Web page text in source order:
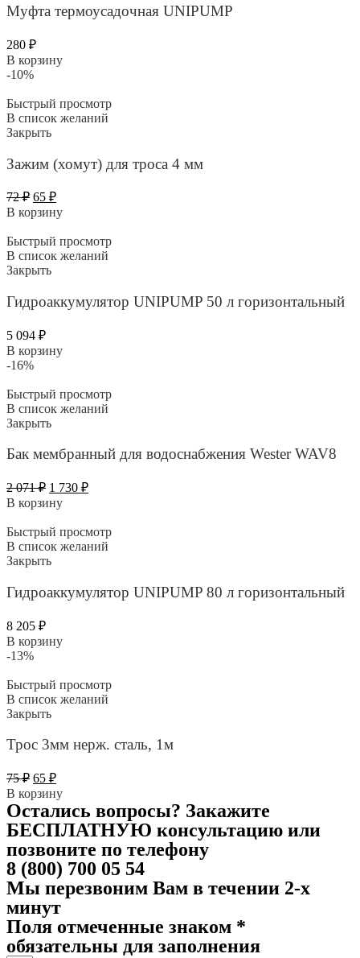
Муфта термоусадочная UNIPUMP
280 ₽
В корзину
-10%
Быстрый просмотр
В список желаний
Закрыть
Зажим (хомут) для троса 4 мм
72₽ Первоначальная
цена
составляла
72 ₽.
65 ₽Текущая
цена:
В корзину
Быстрый просмотр
В список желаний
Закрыть
Гидроаккумулятор UNIPUMP 50 л горизонтальный
5 094 ₽
В корзину
-16%
Быстрый просмотр
В список желаний
Закрыть
Бак мембранный для водоснабжения Wester WAV8
2 071₽ Первоначальная
цена
составляла
2
071 ₽.
1 730 ₽Текущая
730 ₽.
В корзину
Быстрый просмотр
В список желаний
Закрыть
Гидроаккумулятор UNIPUMP 80 л горизонтальный
8 205 ₽
В корзину
-13%
Быстрый просмотр
В список желаний
Закрыть
Трос 3мм нерж. сталь, 1м
75₽ Первоначальная
цена
составляла
75 ₽.
65 ₽Текущая
цена:
65 ₽.
В корзину
Остались вопросы? Закажите
БЕСПЛАТНУЮ консультацию или
позвоните по телефону
8 (800) 700 05 54
Мы перезвоним Вам в течении 2-х
минут
Поля отмеченные знаком *
обязательны для заполнения